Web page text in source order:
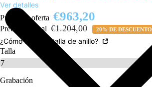
Ver detalles
Precio de oferta €963,20
Precio habitual €1.204,00 20% DE DESCUENTO
¿Cómo saber la talla de anillo?
Talla
Grabación